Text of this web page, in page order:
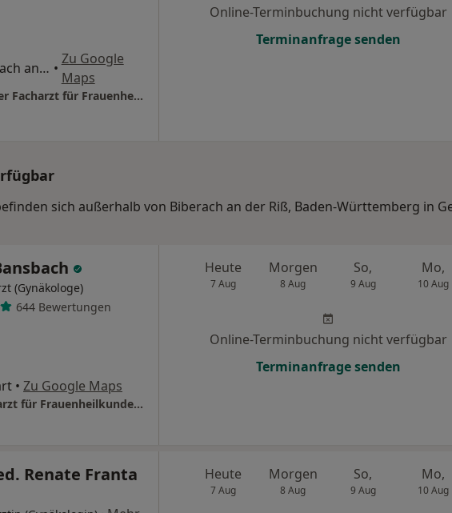
Ehinger-Tor-Str. 11, Biberach an der Riß •
Zu Google
Maps
Praxis Dr.med. Roland Kaiser Facharzt für Frauenheilkunde und Geburtshilfe
Online-Terminbuchung nicht verfügbar
Terminanfrage senden
sich außerhalb von Biberach an der Riß, Baden-Württemberg in
(Gynäkologe)
644 Bewertungen
• Zu Google Maps
Praxis Axel Bansbach Facharzt für Frauenheilkunde und Geburtshilfe
Heute
7 Aug
Morgen
8 Aug
So,
9 Aug
Mo,
10 Aug
Online-Terminbuchung nicht verfügbar
Terminanfrage senden
Renate Franta Heute
7 Aug
Morgen
8 Aug
So,
9 Aug
Mo,
10 Aug